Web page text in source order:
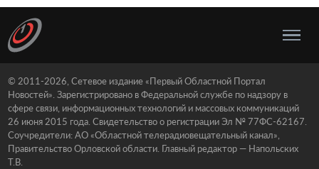
© 2011-2026, Сетевое издание «Первый Областной Портал
Новостей». Зарегистрировано в Федеральной службе по надзору в
сфере связи, информационных технологий и массовых коммуникаций
26 июня 2015 года. Свидетельство о регистрации Эл № 77ФС-62167.
Соучредители: АО «Областной телерадиовещательный канал»,
Правительство Орловской области. Главный редактор — Напольских
Т.В.